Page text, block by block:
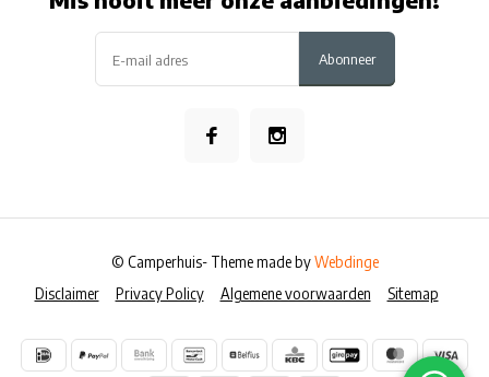
Abonneer
Disclaimer Privacy Policy Algemene voorwaarden Sitemap
© Camperhuis- Theme made byWebdinge